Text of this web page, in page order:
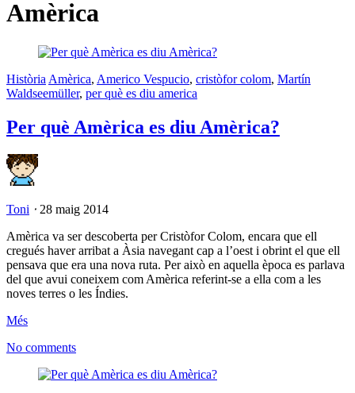
Amèrica
Història Amèrica, Americo Vespucio, cristòfor colom, Martín
Waldseemüller, per què es diu america
Per què Amèrica es diu Amèrica?
Toni ⋅ 28 maig 2014
Amèrica va ser descoberta per Cristòfor Colom, encara que ell
cregués haver arribat a Àsia navegant cap a l’oest i obrint el que ell
pensava que era una nova ruta. Per això en aquella època es parlava
del que avui coneixem com Amèrica referint-se a ella com a les
noves terres o les Índies.
Més
No comments